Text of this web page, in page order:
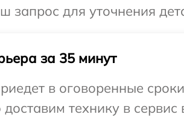
запрос для уточнения
за 35 минут
в оговоренные
технику в сервис